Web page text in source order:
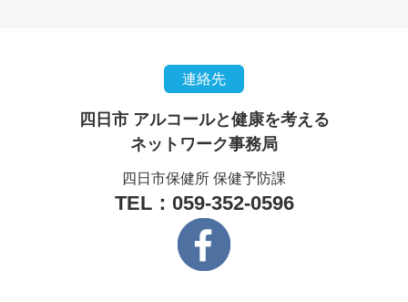
連絡先
四日市 アルコールと健康を考える
ネットワーク事務局
四日市保健所 保健予防課
TEL：059-352-0596